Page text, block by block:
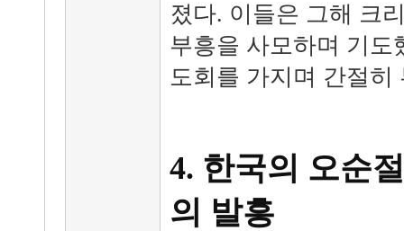
졌다. 이들은 그해 크
부흥을 사모하며 기도
도회를 가지며 간절히
4. 한국의 오순
의 발흥